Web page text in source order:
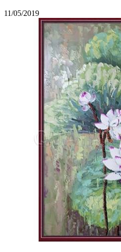
11/05/2019